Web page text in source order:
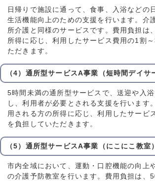
日帰りで施設に通って、食事、入浴などの
生活機能向上のための支援を行います。介
所介護と同様のサービスです。費用負担は
所得に応じ、利用したサービス費用の1割
ただきます。
（4）通所型サービスA事業（短時間デイサ
5時間未満の通所型サービスで、送迎や入
し、利用者が必要とされる支援を行います
用される方の所得に応じ、利用したサービ
を負担していただきます。
（5）通所型サービスA事業（にこにこ教室）
市内全域において、運動・口腔機能の向上
の介護予防教室を行います。費用負担は、